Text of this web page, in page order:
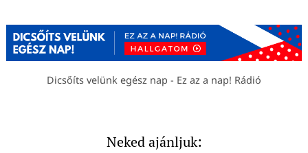
Dicsőíts velünk egész nap - Ez az a nap! Rádió
Neked ajánljuk: